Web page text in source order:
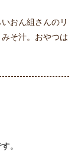
おん組さんのリ
そ汁。おやつは
。